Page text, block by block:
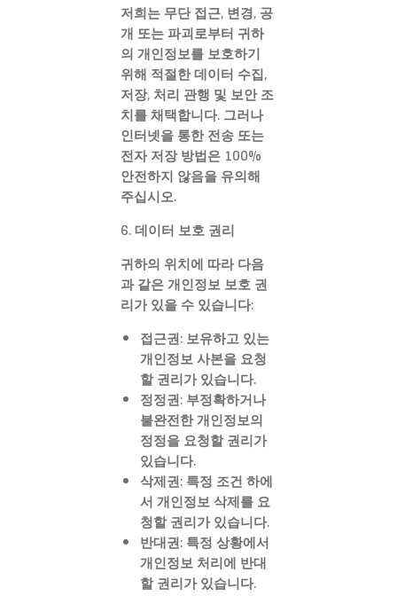
저희는 무단 접근, 변경, 공
개 또는 파괴로부터 귀하
의 개인정보를 보호하기
위해 적절한 데이터 수집,
저장, 처리 관행 및 보안 조
치를 채택합니다. 그러나
인터넷을 통한 전송 또는
전자 저장 방법은 100%
안전하지 않음을 유의해
주십시오.
6. 데이터 보호 권리
귀하의 위치에 따라 다음
과 같은 개인정보 보호 권
리가 있을 수 있습니다:
접근권:보유하고 있는
개인정보 사본을 요청
할 권리가 있습니다.
정정권:부정확하거나
불완전한 개인정보의
정정을 요청할 권리가
있습니다.
삭제권:특정 조건 하에
서 개인정보 삭제를 요
청할 권리가 있습니다.
반대권:특정 상황에서
개인정보 처리에 반대
할 권리가 있습니다.